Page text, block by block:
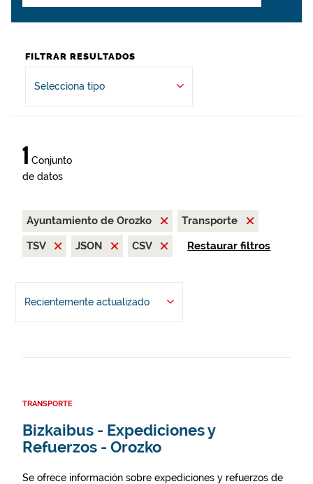
FILTRAR RESULTADOS
Selecciona tipo
1 Conjunto
de datos
Ayuntamiento de Orozko
Transporte
TSV
JSON CSV Restaurar filtros
Recientemente actualizado
TRANSPORTE
Bizkaibus - Expediciones y
Refuerzos - Orozko
Se ofrece información sobre expediciones y refuerzos de